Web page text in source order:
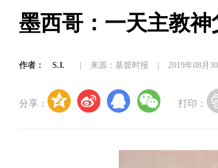
墨西哥：一天主教
作者： S.I. 来源：基督时报 2019年08月
分享： 打印：